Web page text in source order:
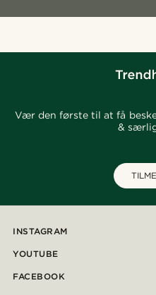
Vær den første til at få
&
INSTAGRAM
YOUTUBE
FACEBOOK